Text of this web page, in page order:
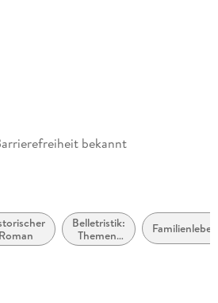
bekannt
Roman
Belletristik:
Themen,
Stoffe,
Familienleben